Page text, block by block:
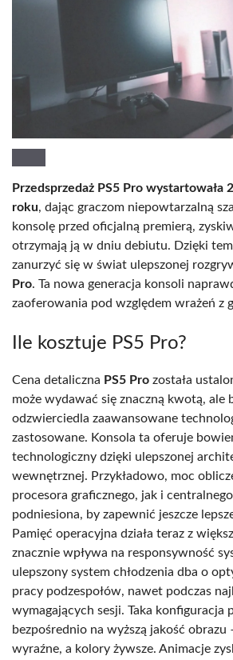
Przedsprzedaż PS5 Pro wystartowała
roku, dając graczom niepowtarzalną
konsolę przed oficjalną premierą,
otrzymają ją w dniu debiutu. Dzięki
zanurzyć się w świat ulepszonej
Pro. Ta nowa generacja konsoli
zaoferowania pod względem wrażeń z
Ile kosztuje PS5 Pro?
Cena detaliczna PS5 Pro została
może wydawać się znaczną kwotą, ale
odzwierciedla zaawansowane
zastosowane. Konsola ta oferuje
technologiczny dzięki ulepszonej
wewnętrznej. Przykładowo, moc
procesora graficznego, jak i
podniesiona, by zapewnić jeszcze
Pamięć operacyjna działa teraz z
znacznie wpływa na responsywność
ulepszony system chłodzenia dba o
pracy podzespołów, nawet podczas
wymagających sesji. Taka konfiguracja
bezpośrednio na wyższą jakość obrazu
wyraźne, a kolory żywsze. Animacje